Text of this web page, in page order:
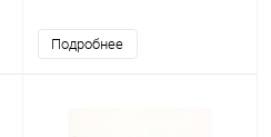
Подробнее